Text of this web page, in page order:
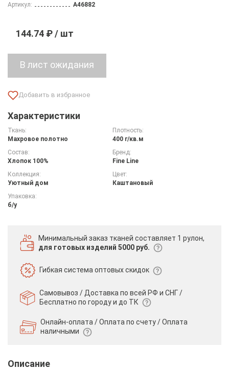
Артикул: A46882
144.74 ₽ / шт
Характеристики
Ткань:
Махровое полотно
Плотность:
400 г/кв.м
Состав:
Хлопок 100%
Бренд:
Fine Line
Коллекция:
Уютный дом
Цвет:
Каштановый
Упаковка:
б/у
Минимальный заказ тканей составляет 1 рулон,
для готовых изделий 5000 руб.
Гибкая системаоптовых скидок
Самовывоз / Доставка по всей РФ и СНГ /
Бесплатно по городу и до ТК
Онлайн-оплата / Оплата по счету /Оплата
наличными
Описание